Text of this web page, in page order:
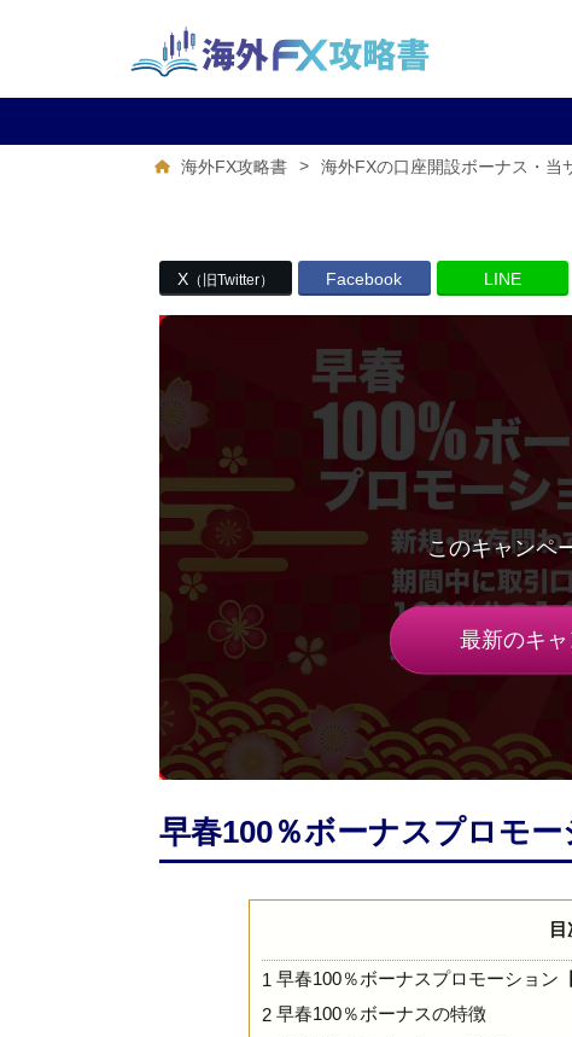
海外FX攻略書 > 海外FXの口座開設ボーナス・当
X（旧Twitter） Facebook LINE
最新のキ
早春100％ボーナスプロモー
目
1 早春100％ボーナスプロモーション【
2早春100％ボーナスの特徴